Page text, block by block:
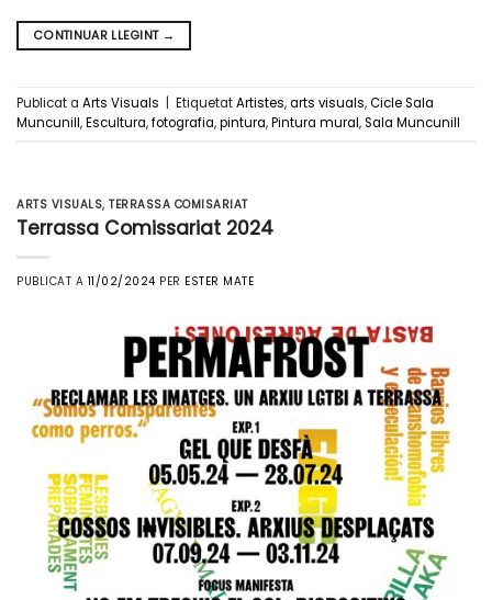
CONTINUAR LLEGINT →
Publicat a Arts Visuals EtiquetatArtistes,arts visuals,Cicle Sala
Muncunill,Escultura,fotografia,pintura,Pintura mural,Sala Muncunill
ARTS VISUALS,TERRASSA COMISARIAT
Terrassa Comissariat 2024
PUBLICAT A 11/02/2024 PER ESTER MATE